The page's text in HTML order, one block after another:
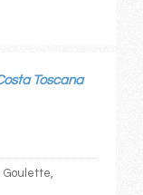
Toscana
Goulette,